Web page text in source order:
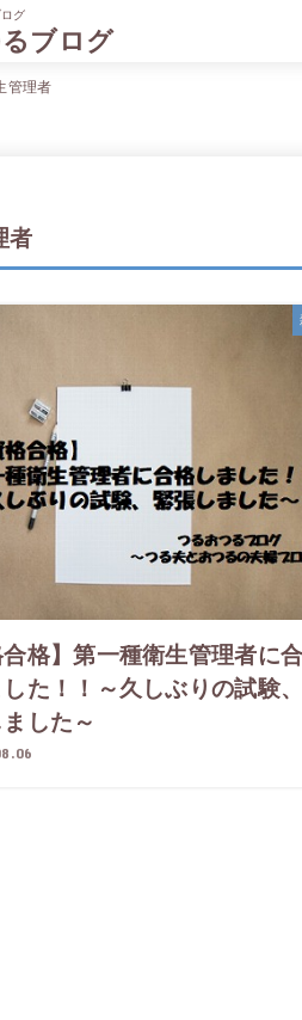
グ
ブログ
管理者
者
合格】第一種衛生管理者に
た！！～久しぶりの試験
した～